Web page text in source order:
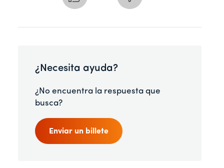
¿Necesita ayuda?
¿No encuentra la respuesta que
busca?
Enviar un billete